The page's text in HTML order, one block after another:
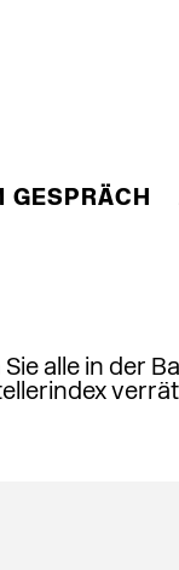
GESPRÄCH
alle in der